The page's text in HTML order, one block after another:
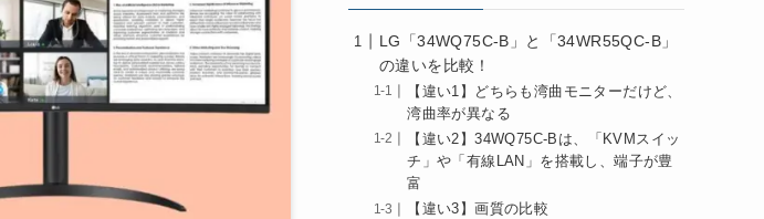
LG「34WQ75C-B」と「34WR55QC-B」
の違いを比較！
【違い1】どちらも湾曲モニターだけど、
湾曲率が異なる
【違い2】34WQ75C-Bは、「KVMスイッ
チ」や「有線LAN」を搭載し、端子が豊
富
【違い3】画質の比較